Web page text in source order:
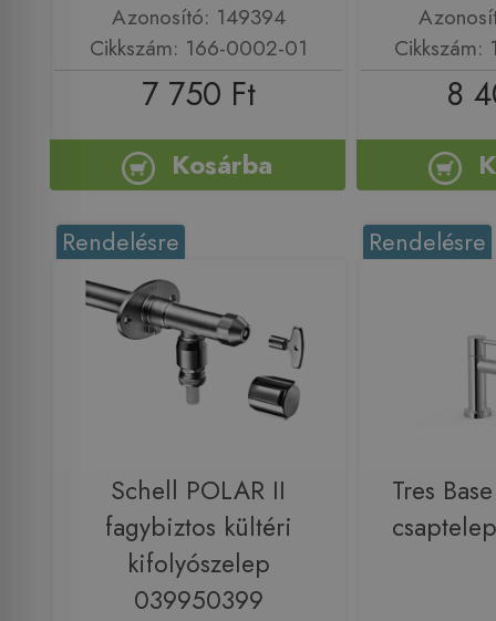
Azonosító: 149394
Cikkszám: 166-0002-01
7 750 Ft
Kosárba
8
Rendelésre
Schell POLAR II
fagybiztos kültéri
kifolyószelep
039950399
Rendelésre
Tres